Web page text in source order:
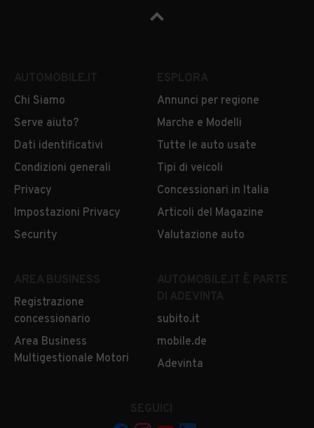
Chi Siamo
Serve aiuto?
Dati identificativi
Condizioni generali
Privacy
Impostazioni Privacy
Security
Annunci per regione
Marche e Modelli
Tutte le auto usate
Tipi di veicoli
Concessionari in Italia
Articoli del Magazine
Valutazione auto
Registrazione
concessionario
Area Business
Multigestionale Motori
subito.it
mobile.de
Adevinta